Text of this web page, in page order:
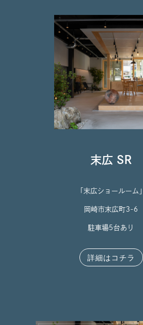
末広 SR
「末広ショールーム」
岡崎市末広町3-6
駐車場5台あり
詳細はコチラ